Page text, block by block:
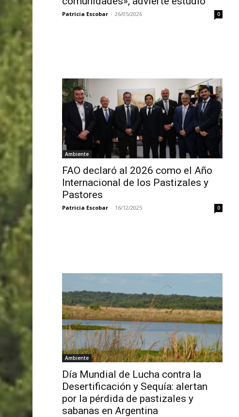
Patricia Escobar - 26/05/2026 0
Ambiente
FAO declaró al 2026 como el Año
Internacional de los Pastizales y
Pastores
Patricia Escobar - 16/12/2025 0
Ambiente
Día Mundial de Lucha contra la
Desertificación y Sequía: alertan
por la pérdida de pastizales y
sabanas en Argentina